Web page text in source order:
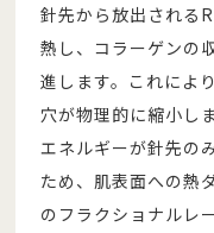
針先から放出される
熱し、コラーゲンの
進します。これによ
穴が物理的に縮小し
エネルギーが針先の
ため、肌表面への熱
のフラクショナルレ